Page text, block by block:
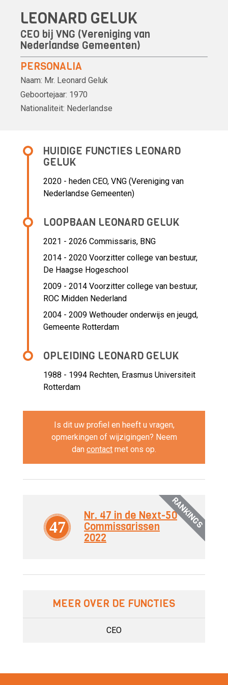
LEONARD GELUK
CEO bij VNG (Vereniging van
Nederlandse Gemeenten)
PERSONALIA
Naam: Mr. Leonard Geluk
Geboortejaar: 1970
Nationaliteit: Nederlandse
HUIDIGE FUNCTIES LEONARD
GELUK
2020 - heden CEO, VNG (Vereniging van
Nederlandse Gemeenten)
LOOPBAAN LEONARD GELUK
2021 - 2026 Commissaris, BNG
2014 - 2020 Voorzitter college van bestuur,
De Haagse Hogeschool
2009 - 2014 Voorzitter college van bestuur,
ROC Midden Nederland
2004 - 2009 Wethouder onderwijs en jeugd,
Gemeente Rotterdam
OPLEIDING LEONARD GELUK
1988 - 1994 Rechten, Erasmus Universiteit
Rotterdam
Is dit uw profiel en heeft u vragen,
opmerkingen of wijzigingen? Neem
dan contact met ons op.
RANKINGS
47
Nr. 47 in de Next-50
Commissarissen
2022
MEER OVER DE FUNCTIES
CEO